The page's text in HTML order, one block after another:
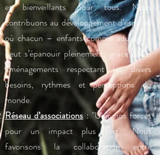
et bienveillants pour tous. Nous
contribuons au développement d’espaces
où chacun – enfants comme adultes –
peut s’épanouir pleinement, grâce à des
aménagements respectant les divers
besoins, rythmes et perceptions du
monde.
Réseau d’associations: "Unir nos forces
pour un impact plus fort".Nous
favorisons la collaboration entre